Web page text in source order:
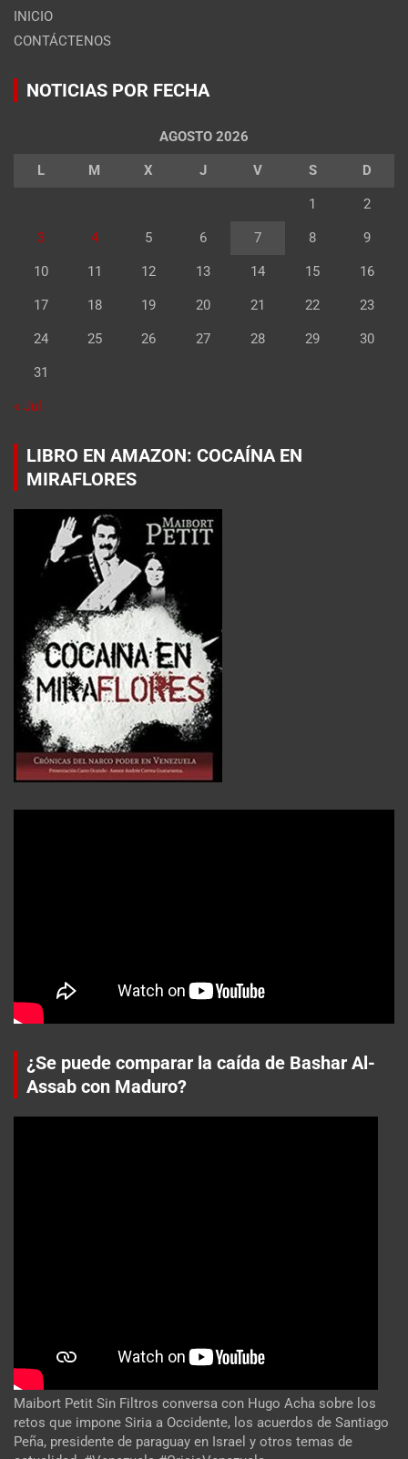
INICIO
CONTÁCTENOS
NOTICIAS POR FECHA
AGOSTO 2026
L M X J V S D
1 2
3 4 5 6 7 8 9
10 11 12 13 14 15 16
17 18 19 20 21 22 23
24 25 26 27 28 29 30
31
« Jul
LIBRO EN AMAZON: COCAÍNA EN
MIRAFLORES
¿Se puede comparar la caída de Bashar Al-
Assab con Maduro?
Maibort Petit Sin Filtros conversa con Hugo Acha sobre los
retos que impone Siria a Occidente, los acuerdos de Santiago
Peña, presidente de paraguay en Israel y otros temas de